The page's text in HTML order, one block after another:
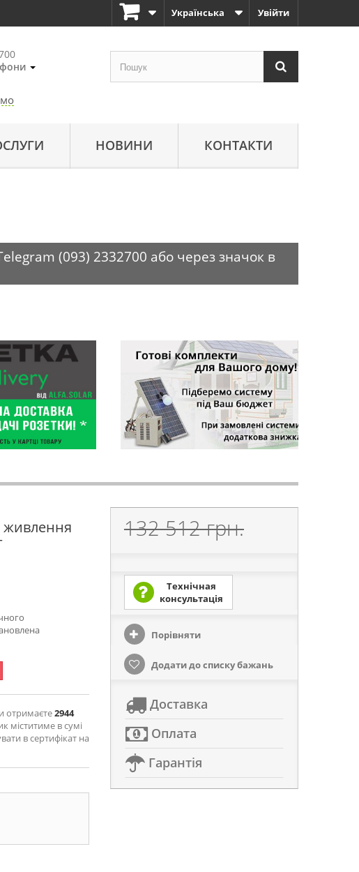
Увійти
Українська
НОВИНИ КОНТАКТИ
(093) 2332700 або через значок в
живлення
отримаєте2944
міститиме в сумі
в сертифікат на
132 512 грн.
Технічная
консультація
Порівняти
Додати до списку бажань
Доставка
Оплата
Гарантія